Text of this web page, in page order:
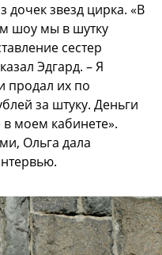
дочек звезд цирка. «В
шоу мы в шутку
сестер
Эдгард. – Я
продал их по
за штуку. Деньги
моем кабинете».
Ольга дала